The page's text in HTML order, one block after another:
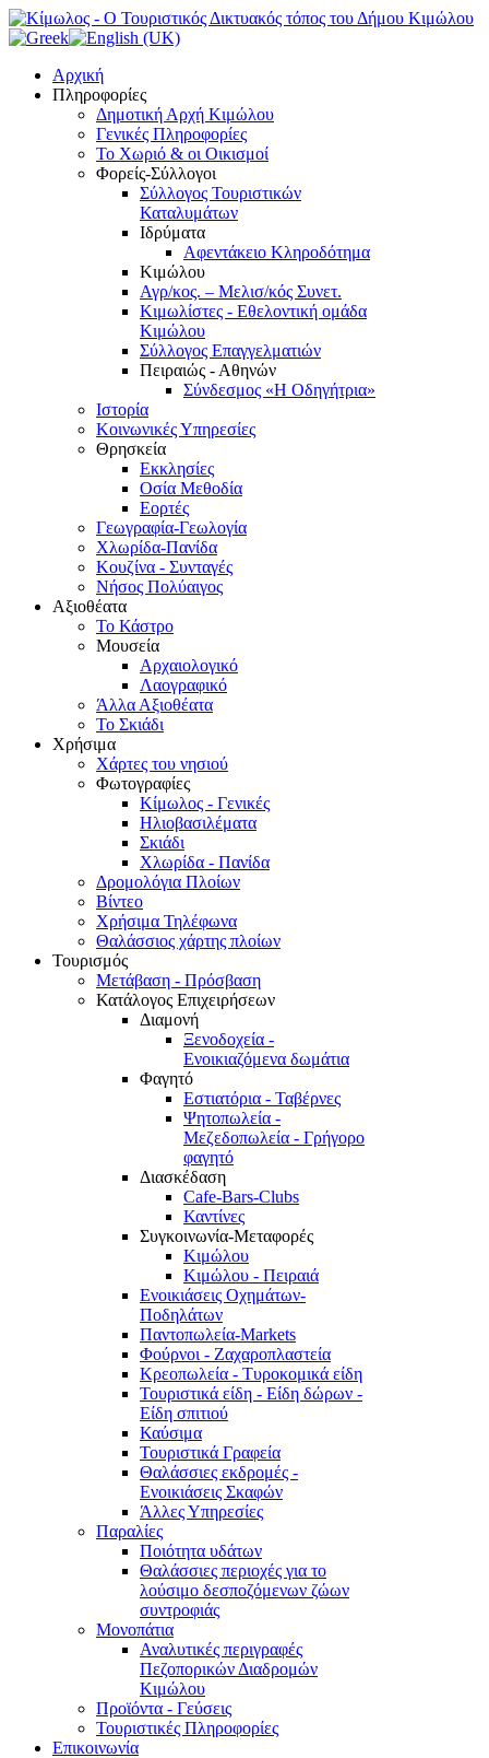
Αρχική
Πληροφορίες
Δημοτική Αρχή Κιμώλου
Γενικές Πληροφορίες
Το Xωριό & οι Οικισμοί
Φορείς-Σύλλογοι
Σύλλογος Τουριστικών
Καταλυμάτων
Ιδρύματα
Αφεντάκειο Κληροδότημα
Κιμώλου
Αγρ/κος. – Μελισ/κός Συνετ.
Κιμωλίστες - Εθελοντική ομάδα
Κιμώλου
Σύλλογος Επαγγελματιών
Πειραιώς - Αθηνών
Σύνδεσμος «Η Οδηγήτρια»
Ιστορία
Κοινωνικές Υπηρεσίες
Θρησκεία
Εκκλησίες
Οσία Μεθοδία
Εορτές
Γεωγραφία-Γεωλογία
Χλωρίδα-Πανίδα
Κουζίνα - Συνταγές
Νήσος Πολύαιγος
Αξιοθέατα
Το Κάστρο
Μουσεία
Αρχαιολογικό
Λαογραφικό
Άλλα Αξιοθέατα
Το Σκιάδι
Χρήσιμα
Χάρτες του νησιού
Φωτογραφίες
Κίμωλος - Γενικές
Ηλιοβασιλέματα
Σκιάδι
Χλωρίδα - Πανίδα
Δρομολόγια Πλοίων
Βίντεο
Χρήσιμα Τηλέφωνα
Θαλάσσιος χάρτης πλοίων
Τουρισμός
Μετάβαση - Πρόσβαση
Κατάλογος Επιχειρήσεων
Διαμονή
Ξενοδοχεία -
Ενοικιαζόμενα δωμάτια
Φαγητό
Εστιατόρια - Ταβέρνες
Ψητοπωλεία -
Μεζεδοπωλεία - Γρήγορο
φαγητό
Διασκέδαση
Cafe-Bars-Clubs
Καντίνες
Συγκοινωνία-Μεταφορές
Κιμώλου
Κιμώλου - Πειραιά
Ενοικιάσεις Οχημάτων-
Ποδηλάτων
Παντοπωλεία-Markets
Φούρνοι - Ζαχαροπλαστεία
Κρεοπωλεία - Τυροκομικά είδη
Τουριστικά είδη - Είδη δώρων -
Είδη σπιτιού
Καύσιμα
Τουριστικά Γραφεία
Θαλάσσιες εκδρομές -
Ενοικιάσεις Σκαφών
Άλλες Υπηρεσίες
Παραλίες
Ποιότητα υδάτων
Θαλάσσιες περιοχές για το
λούσιμο δεσποζόμενων ζώων
συντροφιάς
Μονοπάτια
Αναλυτικές περιγραφές
Πεζοπορικών Διαδρομών
Κιμώλου
Προϊόντα - Γεύσεις
Τουριστικές Πληροφορίες
Επικοινωνία